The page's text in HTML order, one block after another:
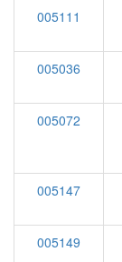
005111
005036
005072
005147
005149